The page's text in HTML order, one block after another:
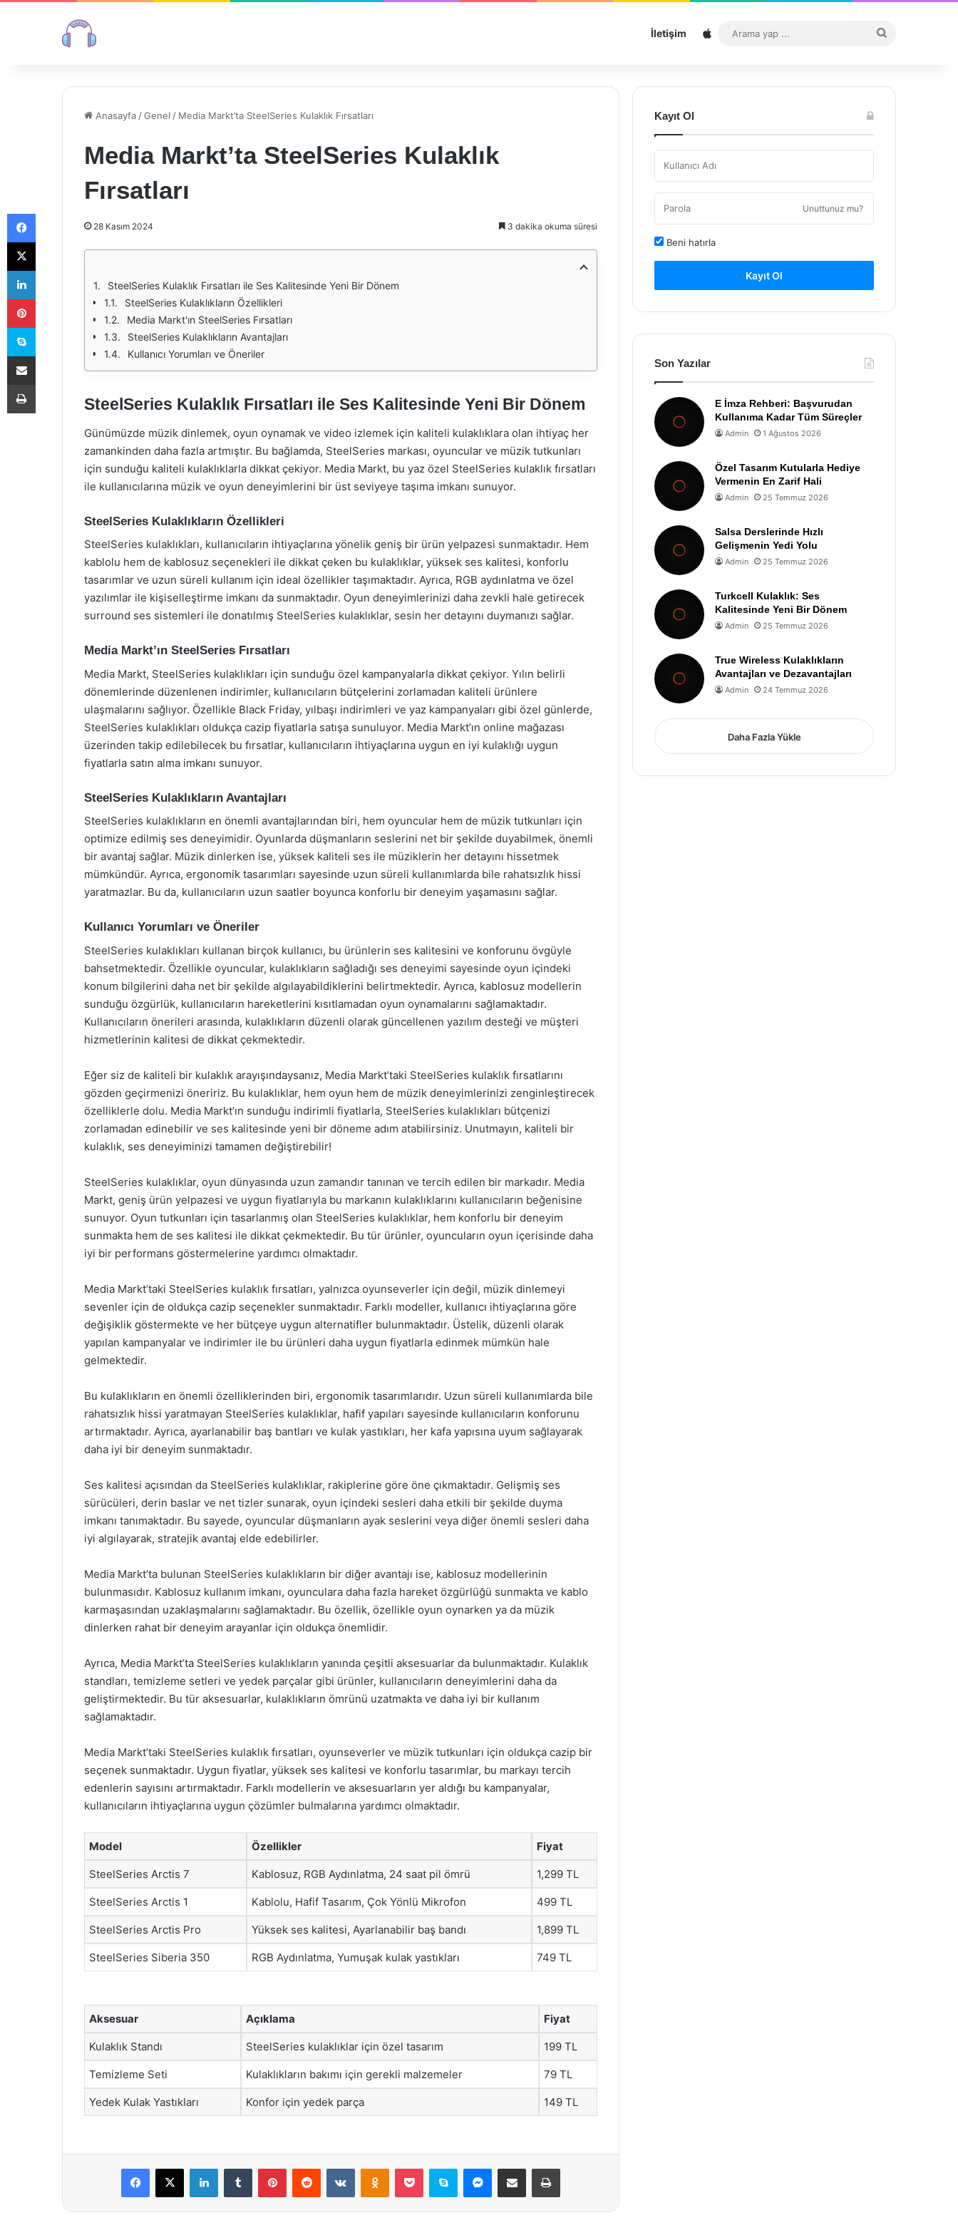
İletişim Sitemap
...
Anasayfa /Genel / Media Markt’ta SteelSeries Kulaklık Fırsatları
Media Markt’ta SteelSeries Kulaklık
Fırsatları
28 Kasım 2024 3 dakika okuma süresi
SteelSeries Kulaklık Fırsatları ile Ses Kalitesinde Yeni Bir Dönem
SteelSeries Kulaklıkların Özellikleri
Media Markt'ın SteelSeries Fırsatları
SteelSeries Kulaklıkların Avantajları
Kullanıcı Yorumları ve Öneriler
SteelSeries Kulaklık Fırsatları ile Ses Kalitesinde Yeni Bir Dönem
Günümüzde müzik dinlemek, oyun oynamak ve video izlemek için kaliteli kulaklıklara olan ihtiyaç her
zamankinden daha fazla artmıştır. Bu bağlamda, SteelSeries markası, oyuncular ve müzik tutkunları
için sunduğu kaliteli kulaklıklarla dikkat çekiyor. Media Markt, bu yaz özel SteelSeries kulaklık fırsatları
ile kullanıcılarına müzik ve oyun deneyimlerini bir üst seviyeye taşıma imkanı sunuyor.
SteelSeries Kulaklıkların Özellikleri
SteelSeries kulaklıkları, kullanıcıların ihtiyaçlarına yönelik geniş bir ürün yelpazesi sunmaktadır. Hem
kablolu hem de kablosuz seçenekleri ile dikkat çeken bu kulaklıklar, yüksek ses kalitesi, konforlu
tasarımlar ve uzun süreli kullanım için ideal özellikler taşımaktadır. Ayrıca, RGB aydınlatma ve özel
yazılımlar ile kişiselleştirme imkanı da sunmaktadır. Oyun deneyimlerinizi daha zevkli hale getirecek
surround ses sistemleri ile donatılmış SteelSeries kulaklıklar, sesin her detayını duymanızı sağlar.
Media Markt’ın SteelSeries Fırsatları
Media Markt, SteelSeries kulaklıkları için sunduğu özel kampanyalarla dikkat çekiyor. Yılın belirli
dönemlerinde düzenlenen indirimler, kullanıcıların bütçelerini zorlamadan kaliteli ürünlere
ulaşmalarını sağlıyor. Özellikle Black Friday, yılbaşı indirimleri ve yaz kampanyaları gibi özel günlerde,
SteelSeries kulaklıkları oldukça cazip fiyatlarla satışa sunuluyor. Media Markt’ın online mağazası
üzerinden takip edilebilecek bu fırsatlar, kullanıcıların ihtiyaçlarına uygun en iyi kulaklığı uygun
fiyatlarla satın alma imkanı sunuyor.
SteelSeries Kulaklıkların Avantajları
SteelSeries kulaklıkların en önemli avantajlarından biri, hem oyuncular hem de müzik tutkunları için
optimize edilmiş ses deneyimidir. Oyunlarda düşmanların seslerini net bir şekilde duyabilmek, önemli
bir avantaj sağlar. Müzik dinlerken ise, yüksek kaliteli ses ile müziklerin her detayını hissetmek
mümkündür. Ayrıca, ergonomik tasarımları sayesinde uzun süreli kullanımlarda bile rahatsızlık hissi
yaratmazlar. Bu da, kullanıcıların uzun saatler boyunca konforlu bir deneyim yaşamasını sağlar.
Kullanıcı Yorumları ve Öneriler
SteelSeries kulaklıkları kullanan birçok kullanıcı, bu ürünlerin ses kalitesini ve konforunu övgüyle
bahsetmektedir. Özellikle oyuncular, kulaklıkların sağladığı ses deneyimi sayesinde oyun içindeki
konum bilgilerini daha net bir şekilde algılayabildiklerini belirtmektedir. Ayrıca, kablosuz modellerin
sunduğu özgürlük, kullanıcıların hareketlerini kısıtlamadan oyun oynamalarını sağlamaktadır.
Kullanıcıların önerileri arasında, kulaklıkların düzenli olarak güncellenen yazılım desteği ve müşteri
hizmetlerinin kalitesi de dikkat çekmektedir.
Eğer siz de kaliteli bir kulaklık arayışındaysanız, Media Markt’taki SteelSeries kulaklık fırsatlarını
gözden geçirmenizi öneririz. Bu kulaklıklar, hem oyun hem de müzik deneyimlerinizi zenginleştirecek
özelliklerle dolu. Media Markt’ın sunduğu indirimli fiyatlarla, SteelSeries kulaklıkları bütçenizi
zorlamadan edinebilir ve ses kalitesinde yeni bir döneme adım atabilirsiniz. Unutmayın, kaliteli bir
kulaklık, ses deneyiminizi tamamen değiştirebilir!
SteelSeries kulaklıklar, oyun dünyasında uzun zamandır tanınan ve tercih edilen bir markadır. Media
Markt, geniş ürün yelpazesi ve uygun fiyatlarıyla bu markanın kulaklıklarını kullanıcıların beğenisine
sunuyor. Oyun tutkunları için tasarlanmış olan SteelSeries kulaklıklar, hem konforlu bir deneyim
sunmakta hem de ses kalitesi ile dikkat çekmektedir. Bu tür ürünler, oyuncuların oyun içerisinde daha
iyi bir performans göstermelerine yardımcı olmaktadır.
Media Markt’taki SteelSeries kulaklık fırsatları, yalnızca oyunseverler için değil, müzik dinlemeyi
sevenler için de oldukça cazip seçenekler sunmaktadır. Farklı modeller, kullanıcı ihtiyaçlarına göre
değişiklik göstermekte ve her bütçeye uygun alternatifler bulunmaktadır. Üstelik, düzenli olarak
yapılan kampanyalar ve indirimler ile bu ürünleri daha uygun fiyatlarla edinmek mümkün hale
gelmektedir.
Bu kulaklıkların en önemli özelliklerinden biri, ergonomik tasarımlarıdır. Uzun süreli kullanımlarda bile
rahatsızlık hissi yaratmayan SteelSeries kulaklıklar, hafif yapıları sayesinde kullanıcıların konforunu
artırmaktadır. Ayrıca, ayarlanabilir baş bantları ve kulak yastıkları, her kafa yapısına uyum sağlayarak
daha iyi bir deneyim sunmaktadır.
Ses kalitesi açısından da SteelSeries kulaklıklar, rakiplerine göre öne çıkmaktadır. Gelişmiş ses
sürücüleri, derin baslar ve net tizler sunarak, oyun içindeki sesleri daha etkili bir şekilde duyma
imkanı tanımaktadır. Bu sayede, oyuncular düşmanların ayak seslerini veya diğer önemli sesleri daha
iyi algılayarak, stratejik avantaj elde edebilirler.
Media Markt’ta bulunan SteelSeries kulaklıkların bir diğer avantajı ise, kablosuz modellerinin
bulunmasıdır. Kablosuz kullanım imkanı, oyunculara daha fazla hareket özgürlüğü sunmakta ve kablo
karmaşasından uzaklaşmalarını sağlamaktadır. Bu özellik, özellikle oyun oynarken ya da müzik
dinlerken rahat bir deneyim arayanlar için oldukça önemlidir.
Ayrıca, Media Markt’ta SteelSeries kulaklıkların yanında çeşitli aksesuarlar da bulunmaktadır. Kulaklık
standları, temizleme setleri ve yedek parçalar gibi ürünler, kullanıcıların deneyimlerini daha da
geliştirmektedir. Bu tür aksesuarlar, kulaklıkların ömrünü uzatmakta ve daha iyi bir kullanım
sağlamaktadır.
Media Markt’taki SteelSeries kulaklık fırsatları, oyunseverler ve müzik tutkunları için oldukça cazip bir
seçenek sunmaktadır. Uygun fiyatlar, yüksek ses kalitesi ve konforlu tasarımlar, bu markayı tercih
edenlerin sayısını artırmaktadır. Farklı modellerin ve aksesuarların yer aldığı bu kampanyalar,
kullanıcıların ihtiyaçlarına uygun çözümler bulmalarına yardımcı olmaktadır.
Model Özellikler Fiyat
SteelSeries Arctis 7 Kablosuz, RGB Aydınlatma, 24 saat pil ömrü 1,299 TL
SteelSeries Arctis 1 Kablolu, Hafif Tasarım, Çok Yönlü Mikrofon 499 TL
SteelSeries Arctis Pro Yüksek ses kalitesi, Ayarlanabilir baş bandı 1,899 TL
SteelSeries Siberia 350 RGB Aydınlatma, Yumuşak kulak yastıkları 749 TL
Aksesuar Açıklama Fiyat
Kulaklık Standı SteelSeries kulaklıklar için özel tasarım 199 TL
Temizleme Seti Kulaklıkların bakımı için gerekli malzemeler 79 TL
Yedek Kulak Yastıkları Konfor için yedek parça 149 TL
Facebook
X LinkedInTumblr PinterestReddit VKontakteOdnoklassniki
Pocket Skype Messenger
E-Posta ile paylaş Yazdır
Kayıt Ol
Unuttunuz mu?
Beni hatırla
Kayıt Ol
Son Yazılar
E İmza Rehberi: Başvurudan
Kullanıma Kadar Tüm Süreçler
Admin 1 Ağustos 2026
Özel Tasarım Kutularla Hediye
Vermenin En Zarif Hali
Admin 25 Temmuz 2026
Salsa Derslerinde Hızlı
Gelişmenin Yedi Yolu
Admin 25 Temmuz 2026
Turkcell Kulaklık: Ses
Kalitesinde Yeni Bir Dönem
Admin 25 Temmuz 2026
True Wireless Kulaklıkların
Avantajları ve Dezavantajları
Admin 24 Temmuz 2026
Daha Fazla Yükle
Facebook
X
LinkedIn
Pinterest
Skype
E-Posta ile paylaş